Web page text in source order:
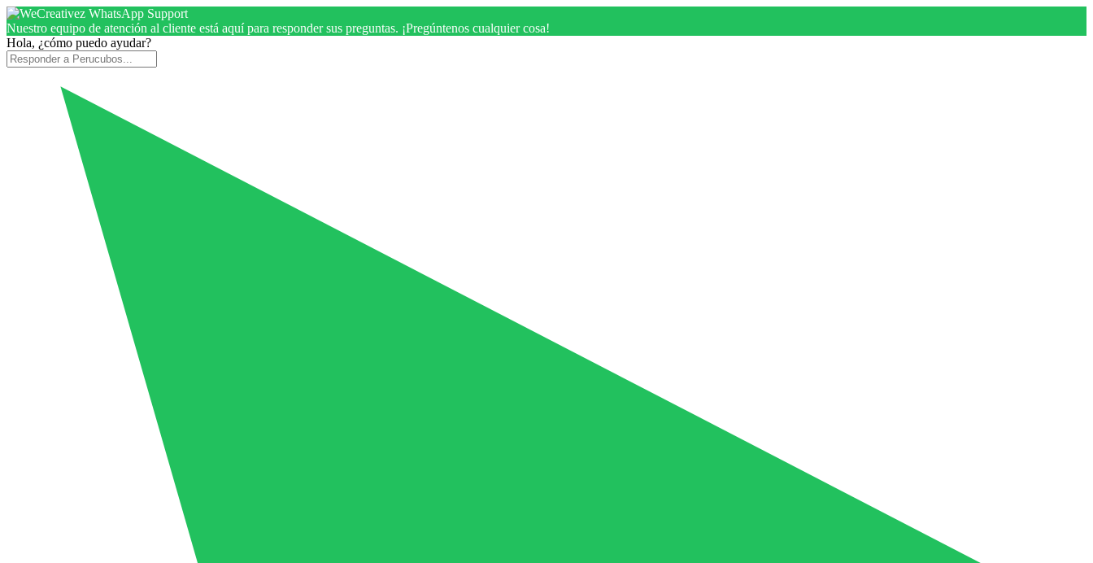
Nuestro equipo de atención al cliente está aquí para responder sus preguntas. ¡Pregúntenos cualquier cosa!
Hola, ¿cómo puedo ayudar?